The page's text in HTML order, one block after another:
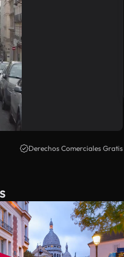
Derechos Comerciales Gratis